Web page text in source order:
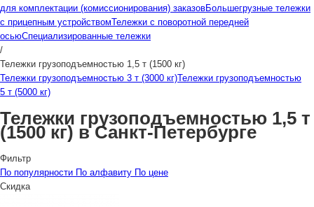
для комплектации (комиссионирования) заказовБольшегрузные тележки
с прицепным устройствомТележки с поворотной передней
осьюСпециализированные тележки
/
Тележки грузоподъемностью 1,5 т (1500 кг)
Тележки грузоподъемностью 3 т (3000 кг)Тележки грузоподъемностью
5 т (5000 кг)
Тележки грузоподъемностью 1,5 т
(1500 кг) в Санкт-Петербурге
Фильтр
По популярности По алфавиту По цене
Скидка